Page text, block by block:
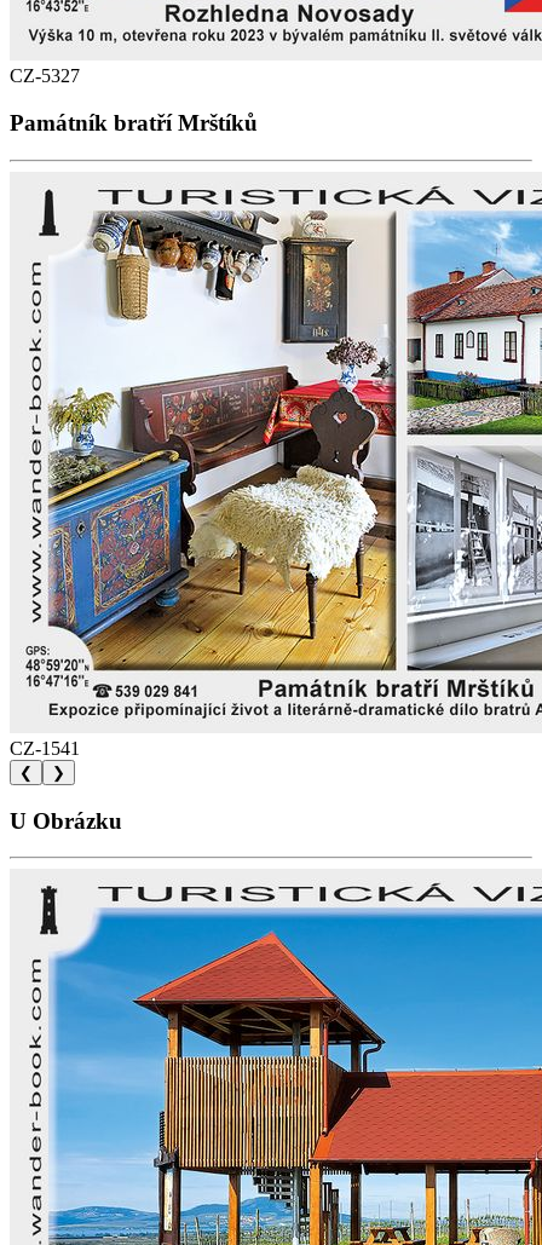
CZ-5327
Památník bratří Mrštíků
CZ-1541
❮ ❯
U Obrázku